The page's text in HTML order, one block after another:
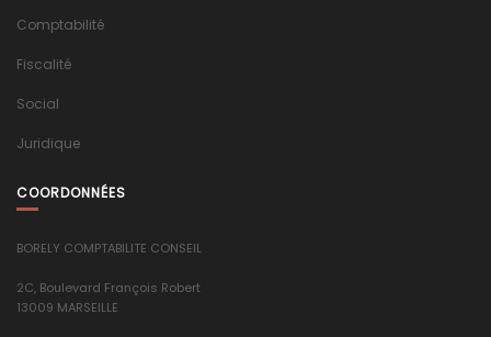
Comptabilité
Fiscalité
Social
Juridique
COORDONNÉES
BORELY COMPTABILITE CONSEIL
2C, Boulevard François Robert
13009 MARSEILLE